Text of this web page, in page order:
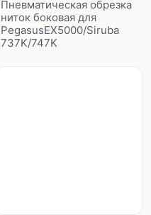
Пневматическая обрезка
ниток боковая для
PegasusEX5000/Siruba
737K/747K